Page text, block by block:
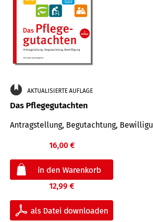
AKTUALISIERTE AUFLAGE
Das Pflegegutachten
Antragstellung, Begutachtung,
16,00 €
12,99 €